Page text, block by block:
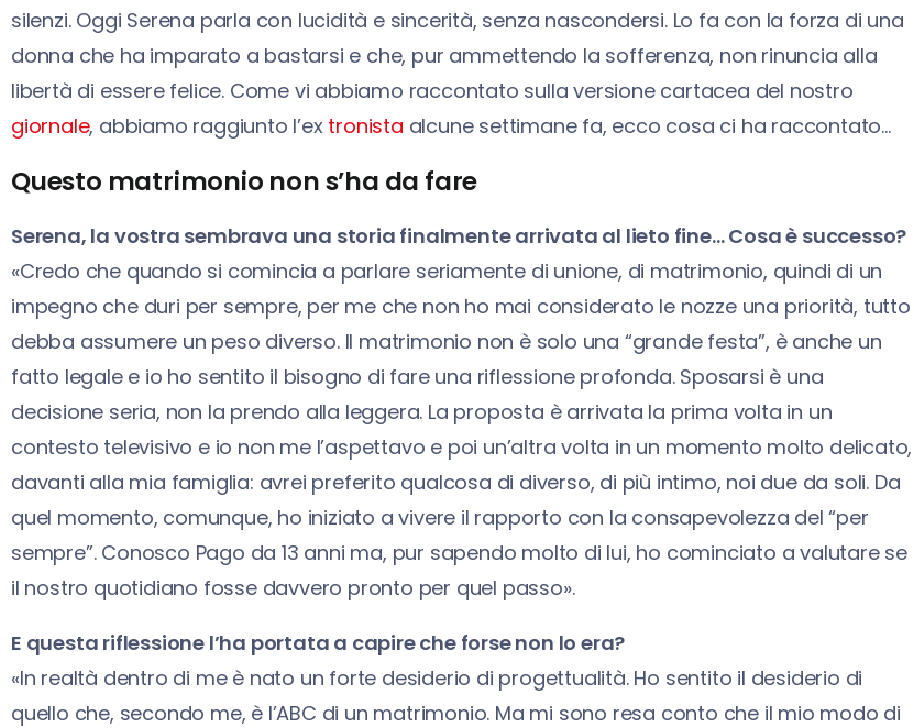
silenzi. Oggi Serena parla con lucidità e sincerità, senza nascondersi. Lo fa con la forza di una
donna che ha imparato a bastarsi e che, pur ammettendo la sofferenza, non rinuncia alla
libertà di essere felice. Come vi abbiamo raccontato sulla versione cartacea del nostro
giornale, abbiamo raggiunto l’ex tronista alcune settimane fa, ecco cosa ci ha raccontato…
Questo matrimonio non s’ha da fare
Serena, la vostra sembrava una storia finalmente arrivata al lieto fine… Cosa è successo?
«Credo che quando si comincia a parlare seriamente di unione, di matrimonio, quindi di un
impegno che duri per sempre, per me che non ho mai considerato le nozze una priorità, tutto
debba assumere un peso diverso. Il matrimonio non è solo una “grande festa”, è anche un
fatto legale e io ho sentito il bisogno di fare una riflessione profonda. Sposarsi è una
decisione seria, non la prendo alla leggera. La proposta è arrivata la prima volta in un
contesto televisivo e io non me l’aspettavo e poi un’altra volta in un momento molto delicato,
davanti alla mia famiglia: avrei preferito qualcosa di diverso, di più intimo, noi due da soli. Da
quel momento, comunque, ho iniziato a vivere il rapporto con la consapevolezza del “per
sempre”. Conosco Pago da 13 anni ma, pur sapendo molto di lui, ho cominciato a valutare se
il nostro quotidiano fosse davvero pronto per quel passo».
E questa riflessione l’ha portata a capire che forse non lo era?
«In realtà dentro di me è nato un forte desiderio di progettualità. Ho sentito il desiderio di
quello che, secondo me, è l’ABC di un matrimonio. Ma mi sono resa conto che il mio modo di